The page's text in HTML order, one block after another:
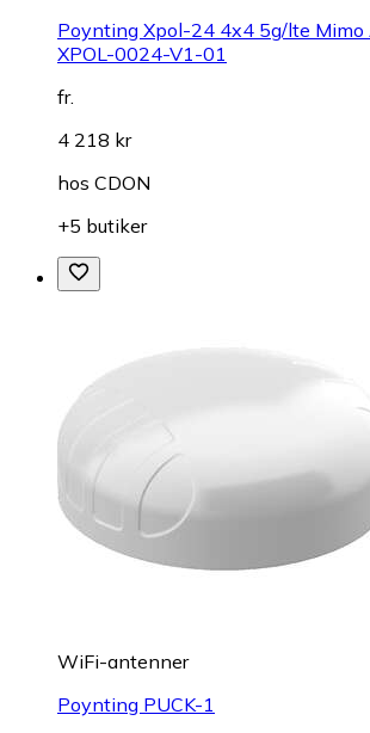
Poynting Xpol-24 4x4 5g/lte
XPOL-0024-V1-01
fr.
4 218 kr
hos CDON
+5 butiker
WiFi-antenner
Poynting PUCK-1